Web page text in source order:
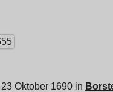
Oktober 1690 in